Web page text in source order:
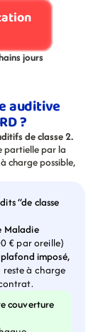
jours
auditive
?
de classe 2.
partielle par la
charge possible,
“de classe
Maladie
€ par oreille)
imposé,
à charge
couverture